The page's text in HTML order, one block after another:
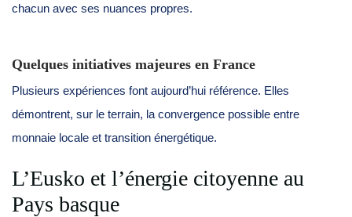
chacun avec ses nuances propres.
Quelques initiatives majeures en France
Plusieurs expériences font aujourd’hui référence. Elles
démontrent, sur le terrain, la convergence possible entre
monnaie locale et transition énergétique.
L’Eusko et l’énergie citoyenne au
Pays basque